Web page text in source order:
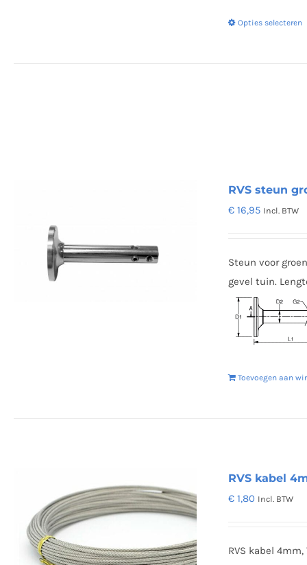
Opties selecteren
RVS steun
€ 16,95 Incl. BTW
Steun voor
gevel tuin.
Toevoegen aan
RVS kabel
€ 1,80 Incl. BTW
RVS kabel